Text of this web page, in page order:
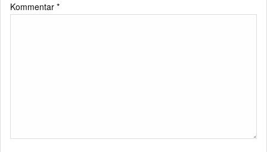
Kommentar *